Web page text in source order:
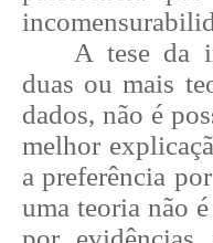
A tese da
duas ou mais
dados, não é
melhor
a preferência
uma teoria não